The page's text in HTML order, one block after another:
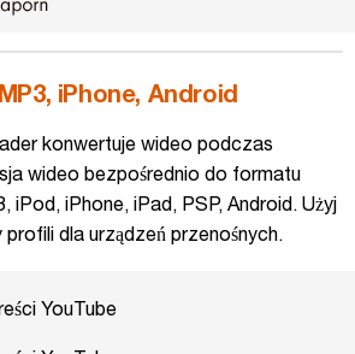
iPhone, Android
konwertuje wideo podczas
wideo bezpośrednio do formatu
iPod, iPhone, iPad, PSP, Android. Użyj
dla urządzeń przenośnych.
YouTube